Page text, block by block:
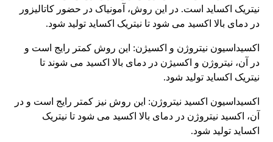
نیتریک اکساید است. در این روش، آمونیاک در حضور کاتالیزور
در دمای بالا اکسید می شود تا نیتریک اکساید تولید شود.
اکسیداسیون نیتروژن و اکسیژن: این روش کمتر رایج است و
در آن، نیتروژن و اکسیژن در دمای بالا اکسید می شوند تا
نیتریک اکساید تولید شود.
اکسیداسیون اکسید نیتروژن: این روش نیز کمتر رایج است و در
آن، اکسید نیتروژن در دمای بالا اکسید می شود تا نیتریک
اکساید تولید شود.